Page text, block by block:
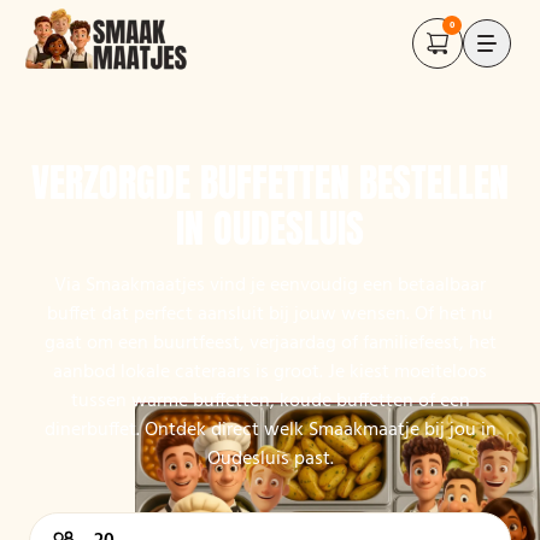
0
tussen warme buffetten, koude buffetten of een
dinerbuffet. Ontdek direct welk Smaakmaatje bij jou in
Oudesluis past.